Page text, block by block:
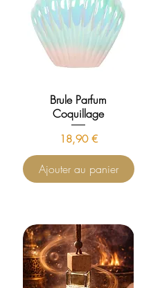
Brule Parfum
Coquillage
Prix
18,90 €
Ajouter au panier